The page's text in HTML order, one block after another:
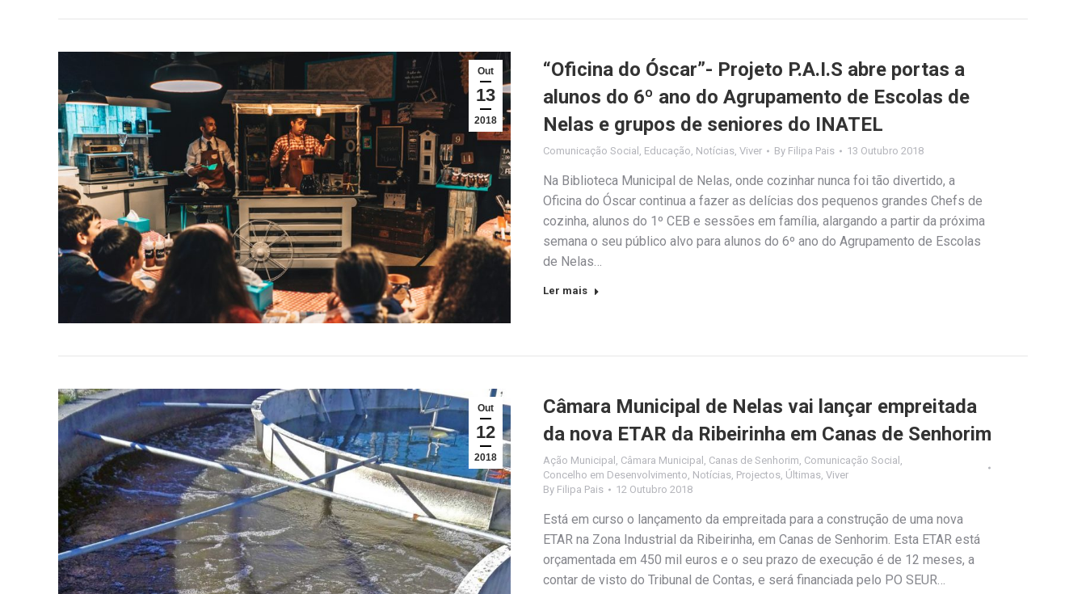
Out
13
2018
“Oficina do Óscar”- Projeto P.A.I.S abre portas a
alunos do 6º ano do Agrupamento de Escolas de
Nelas e grupos de seniores do INATEL
Comunicação Social , Educação, Notícias, Viver By Filipa Pais 13 Outubro 2018
Na Biblioteca Municipal de Nelas, onde cozinhar nunca foi tão divertido, a
Oficina do Óscar continua a fazer as delícias dos pequenos grandes Chefs de
cozinha, alunos do 1º CEB e sessões em família, alargando a partir da próxima
semana o seu público alvo para alunos do 6º ano do Agrupamento de Escolas
de Nelas…
Ler mais
Out
12
2018
Câmara Municipal de Nelas vai lançar empreitada
da nova ETAR da Ribeirinha em Canas de Senhorim
Ação Municipal Câmara Municipal Canas de Senhorim Comunicação Social
Concelho em Desenvolvimento Notícias Projectos Últimas Viver
By Filipa Pais 12 Outubro 2018
Está em curso o lançamento da empreitada para a construção de uma nova
ETAR na Zona Industrial da Ribeirinha, em Canas de Senhorim. Esta ETAR está
orçamentada em 450 mil euros e o seu prazo de execução é de 12 meses, a
contar de visto do Tribunal de Contas, e será financiada pelo PO SEUR…